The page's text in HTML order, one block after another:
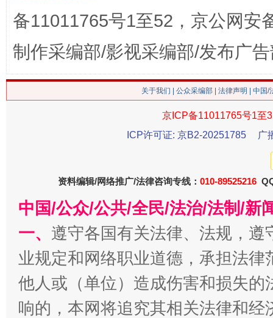
在谋一域中谋全局
今
备11011765号1至52，京公网安
制作采编部/影视采编部/发布广
关于我们 公众采编部 法律声明 | 中国
京ICP备11011765号1至
ICP许可证: 京B2-20251785
广
资料编辑/网络推广/法律咨询专线： 010-89525216
中国/公众/公共/全民/法治/法制/新
一、 遵守各国有关法律、法规，
业规定和网络职业道德，承担法
他人或（单位）造成伤害和损失
响的，本网将追究其相关法律和